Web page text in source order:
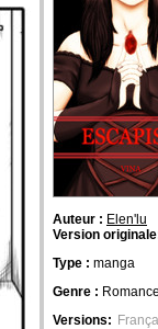
Auteur : Elen'lu
Version
Type : manga
Genre : Romance
Versions: